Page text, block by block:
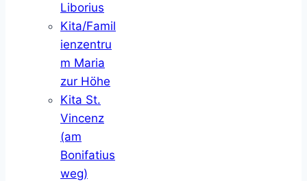
Liborius
Kita/Famil
ienzentru
m Maria
zur Höhe
Kita St.
Vincenz
(am
Bonifatius
weg)